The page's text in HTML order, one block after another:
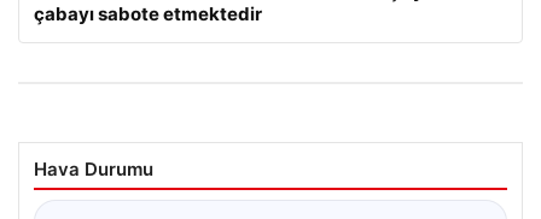
çabayı sabote etmektedir
Hava Durumu